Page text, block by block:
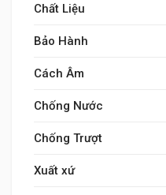
Chất Liệu
Bảo Hành
Cách Âm
Chống Nước
Chống Trượt
Xuất xứ